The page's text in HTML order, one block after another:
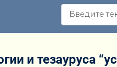
и тезауруса